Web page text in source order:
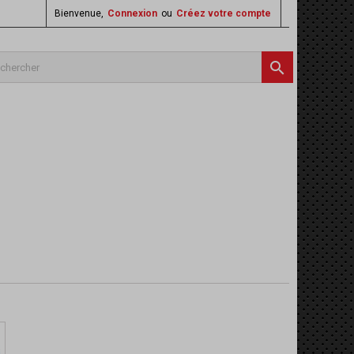
Bienvenue, Connexion ou Créez votre compte
